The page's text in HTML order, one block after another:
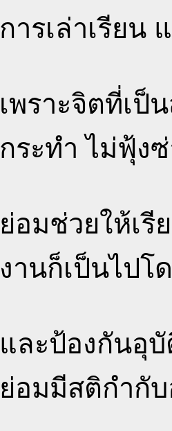
การเล่าเรียน
เพราะจิตที่เป็
กระทำ ไม่ฟุ้ง
ย่อมช่วยให้เรี
งานก็เป็นไป
และป้องกันอุบั
ย่อมมีสติกำกั